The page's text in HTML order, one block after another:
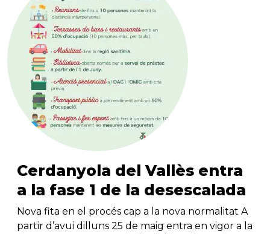
Cerdanyola del Vallès entra
a la fase 1 de la desescalada
Nova fita en el procés cap a la nova normalitat A
partir d’avui dilluns 25 de maig entra en vigor a la